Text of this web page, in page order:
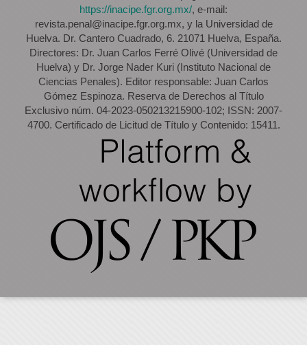
https://inacipe.fgr.org.mx/, e-mail:
revista.penal@inacipe.fgr.org.mx, y la Universidad de
Huelva. Dr. Cantero Cuadrado, 6. 21071 Huelva, España.
Directores: Dr. Juan Carlos Ferré Olivé (Universidad de
Huelva) y Dr. Jorge Nader Kuri (Instituto Nacional de
Ciencias Penales). Editor responsable: Juan Carlos
Gómez Espinoza. Reserva de Derechos al Título
Exclusivo núm. 04-2023-050213215900-102; ISSN: 2007-
4700. Certificado de Licitud de Título y Contenido: 15411.